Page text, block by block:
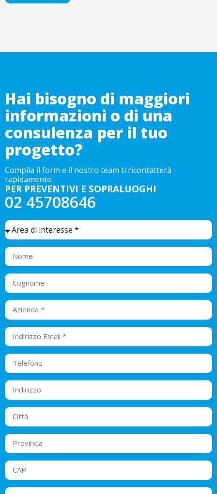
Hai bisogno di maggiori
informazioni o di una
consulenza per il tuo
progetto?
Compila il form e il nostro team ti ricontatterà
rapidamente.
PER PREVENTIVI E SOPRALUOGHI
02 45708646